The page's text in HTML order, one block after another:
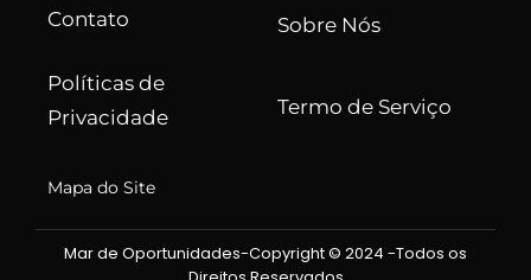
Contato Sobre Nós
Políticas de
Privacidade
Termo de Serviço
Mapa do Site
Mar de Oportunidades-Copyright © 2024 -Todos os